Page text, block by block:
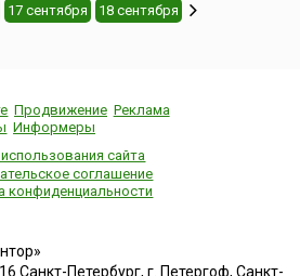
17 сентября 18 сентября
Продвижение Реклама
Информеры
сайта
соглашение
конфиденциальности
Санкт-Петербург, г. Петергоф, Санкт-